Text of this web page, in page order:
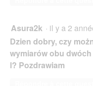
Asura2k · il y a 2
Dzien dobry, czy
wymiarów obu
l? Pozdrawiam